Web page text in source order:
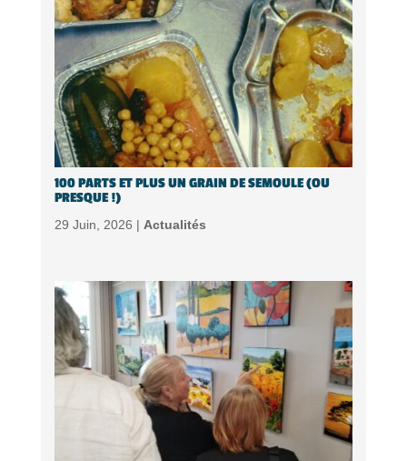
100 PARTS ET PLUS UN GRAIN DE SEMOULE (OU
PRESQUE !)
29 Juin, 2026 | Actualités